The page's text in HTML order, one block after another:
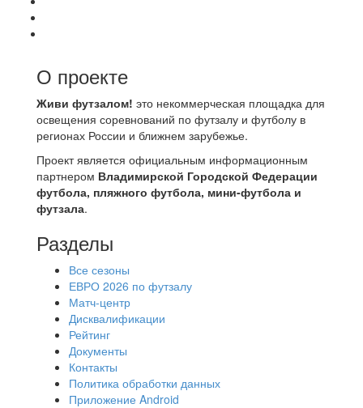
О проекте
Живи футзалом! это некоммерческая площадка для
освещения соревнований по футзалу и футболу в
регионах России и ближнем зарубежье.
Проект является официальным информационным
партнером Владимирской Городской Федерации
футбола, пляжного футбола, мини-футбола и
футзала.
Разделы
Все сезоны
ЕВРО 2026 по футзалу
Матч-центр
Дисквалификации
Рейтинг
Документы
Контакты
Политика обработки данных
Приложение Android